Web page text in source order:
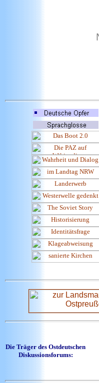
Die Träger des Ostdeutschen
Diskussionsforums: